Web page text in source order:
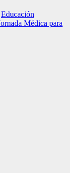
Educación
Médica para